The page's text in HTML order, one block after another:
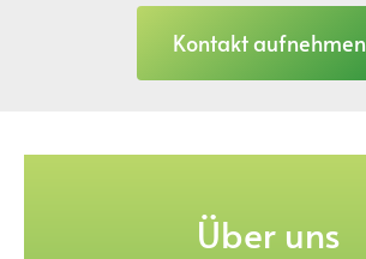
Kontakt aufnehmen
Über uns